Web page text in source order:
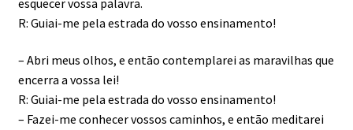
R: Guiai-me pela estrada do vosso ensinamento!
– Abri meus olhos, e então contemplarei as maravilhas que
encerra a vossa lei!
R: Guiai-me pela estrada do vosso ensinamento!
– Fazei-me conhecer vossos caminhos, e então meditarei